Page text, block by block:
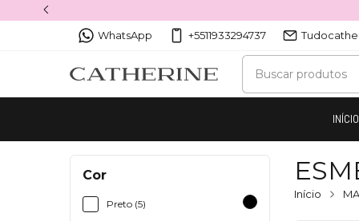
WhatsApp +5511933294737
INÍCIO
Cor
Preto (5)
Início